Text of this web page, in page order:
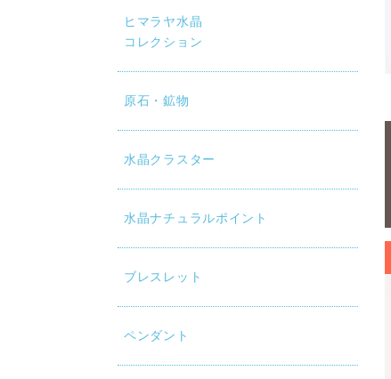
ヒマラヤ水晶
コレクション
原石・鉱物
水晶クラスター
水晶ナチュラルポイント
ブレスレット
ペンダント